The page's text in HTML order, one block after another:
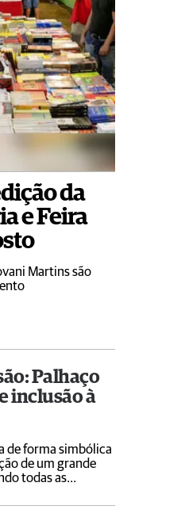
da
e Feira
Martins são
Palhaço
inclusão à
de forma simbólica
de um grande
todas as
em uma
do respeito às